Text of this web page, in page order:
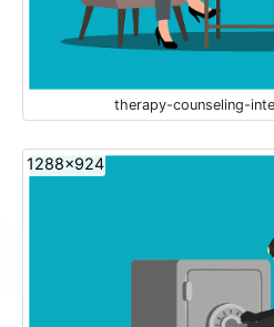
therapy-counseling-
1288x924